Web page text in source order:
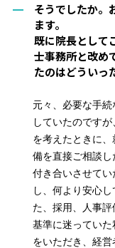
そうでしたか。
ます。
既に院長として
士事務所と改め
たのはどういっ
元々、必要な手
していたのですが
を考えたときに
備を直接ご相談し
付き合いさせて
し、 何より安心し
た、採用、人事評
基準に迷っていた
をいただき 、経